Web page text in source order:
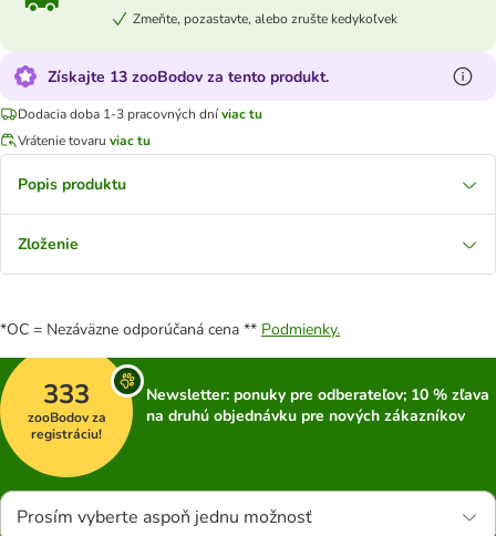
Zmeňte, pozastavte, alebo zrušte kedykoľvek
Získajte 13 zooBodov za tento produkt.
Dodacia doba 1-3 pracovných dníviac tu
Vrátenie tovaru viac tu
Popis produktu
Zloženie
*OC = Nezáväzne odporúčaná cena ** Podmienky.
333
zooBodov za
registráciu!
Newsletter: ponuky pre odberateľov; 10 % zľava
na druhú objednávku pre nových zákazníkov
Prosím vyberte aspoň jednu možnosť